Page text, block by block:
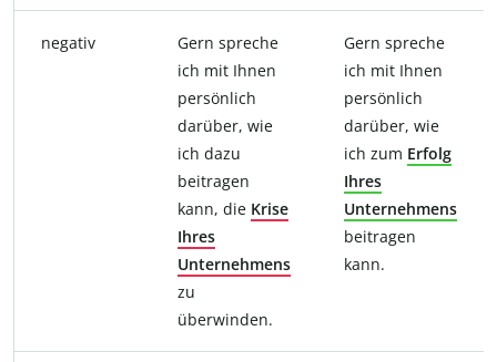
negativ
Gern spreche
ich mit Ihnen
persönlich
darüber, wie
ich dazu
beitragen
kann, die Krise
Ihres
Unternehmens
zu
überwinden.
Gern spreche
ich mit Ihnen
persönlich
darüber, wie
ich zum Erfolg
Ihres
Unternehmens
beitragen
kann.